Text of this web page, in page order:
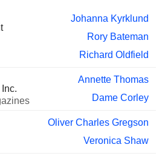
Ian King
Luc Jacques Bertrand
Chris Yates
Johanna Kyrklund
Rory Bateman
Richard Oldfield
Annette Thomas
Dame Corley
Oliver Charles Gregson
Veronica Shaw